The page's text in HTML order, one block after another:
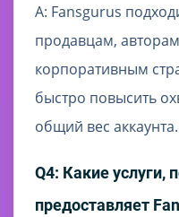
A: Fansgurus
продавцам,
корпоративным
быстро повысить
общий вес аккаунта.
Q4: Какие услуги,
предоставляет